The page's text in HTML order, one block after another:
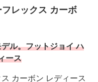
レックス カーボ
ル。フットジョイ ハ
ース
カーボン レディース